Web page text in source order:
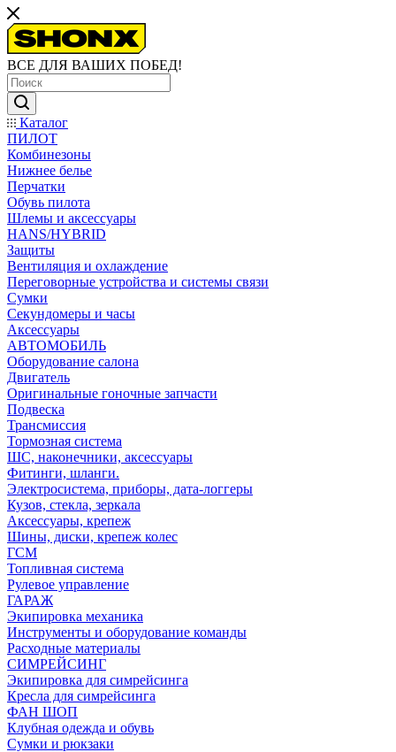
ВСЕ ДЛЯ ВАШИХ ПОБЕД!
Каталог
ПИЛОТ
Комбинезоны
Нижнее белье
Перчатки
Обувь пилота
Шлемы и аксессуары
HANS/HYBRID
Защиты
Вентиляция и охлаждение
Переговорные устройства и системы связи
Сумки
Секундомеры и часы
Аксессуары
АВТОМОБИЛЬ
Оборудование салона
Двигатель
Оригинальные гоночные запчасти
Подвеска
Трансмиссия
Тормозная система
ШС, наконечники, аксессуары
Фитинги, шланги.
Электросистема, приборы, дата-логгеры
Кузов, стекла, зеркала
Аксессуары, крепеж
Шины, диски, крепеж колес
ГСМ
Топливная система
Рулевое управление
ГАРАЖ
Экипировка механика
Инструменты и оборудование команды
Расходные материалы
СИМРЕЙСИНГ
Экипировка для симрейсинга
Кресла для симрейсинга
ФАН ШОП
Клубная одежда и обувь
Сумки и рюкзаки